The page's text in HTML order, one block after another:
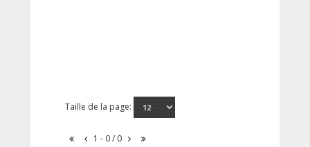
Taille de la page:
1 - 0 / 0